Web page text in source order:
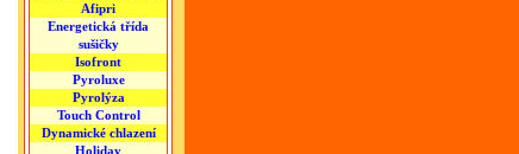
Afipri
Energetická třída
sušičky
Isofront
Pyroluxe
Pyrolýza
Touch Control
Dynamické chlazení
Holiday